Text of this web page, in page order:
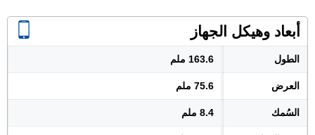
أبعاد وهيكل الجهاز
الطول 163.6 ملم
العرض 75.6 ملم
السُمك 8.4 ملم